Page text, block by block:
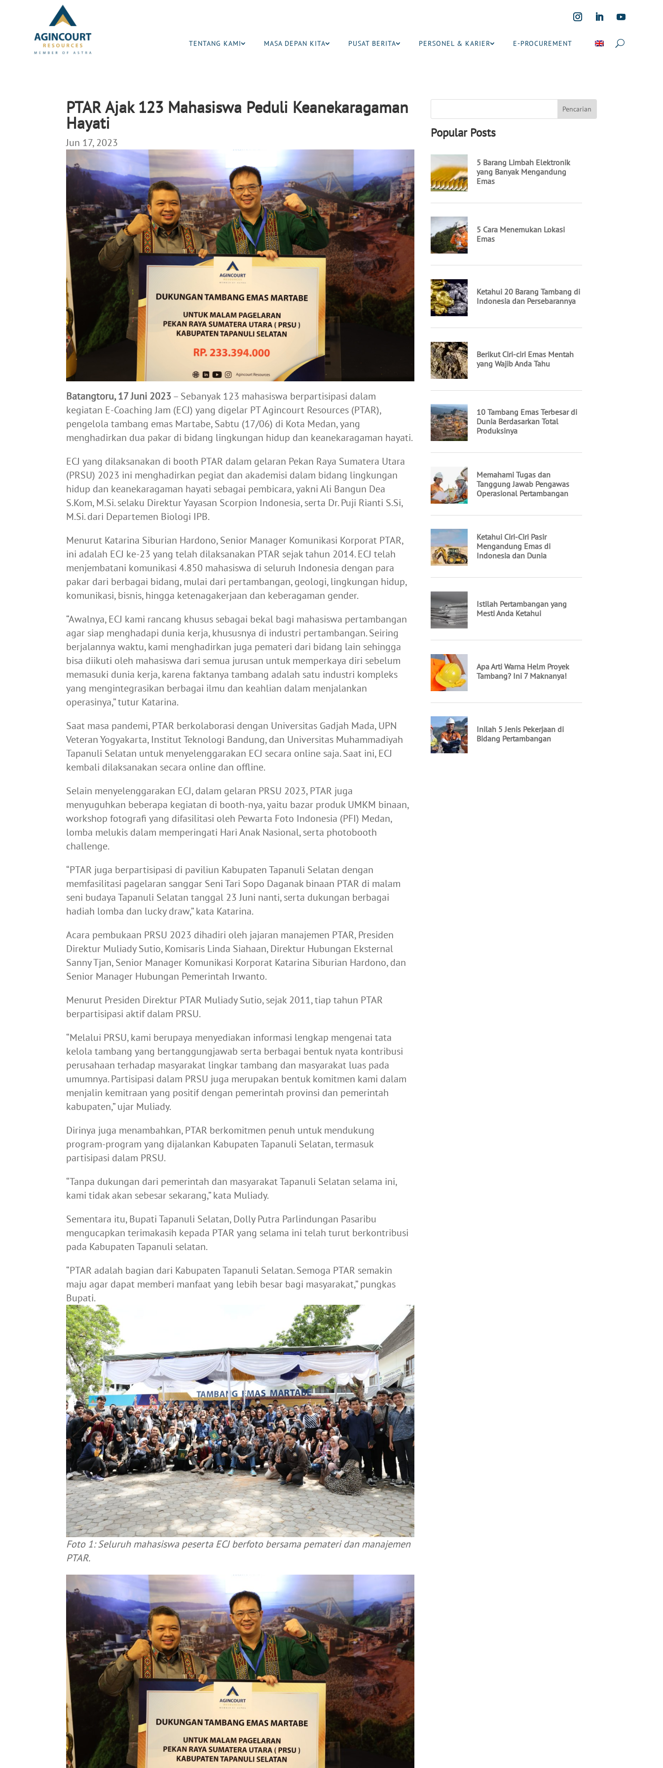
TENTANG KAMI MASA DEPAN KITA PUSAT BERITA PERSONEL & KARIER E-PROCUREMENT
PTAR Ajak 123 Mahasiswa Peduli Keanekaragaman
Hayati
Jun 17, 2023
Batangtoru, 17 Juni 2023– Sebanyak 123 mahasiswa berpartisipasi dalam
kegiatan E-Coaching Jam (ECJ) yang digelar PT Agincourt Resources (PTAR),
pengelola tambang emas Martabe, Sabtu (17/06) di Kota Medan, yang
menghadirkan dua pakar di bidang lingkungan hidup dan keanekaragaman hayati.
ECJ yang dilaksanakan di booth PTAR dalam gelaran Pekan Raya Sumatera Utara
(PRSU) 2023 ini menghadirkan pegiat dan akademisi dalam bidang lingkungan
hidup dan keanekaragaman hayati sebagai pembicara, yakni Ali Bangun Dea
S.Kom, M.Si. selaku Direktur Yayasan Scorpion Indonesia, serta Dr. Puji Rianti S.Si,
M.Si. dari Departemen Biologi IPB.
Menurut Katarina Siburian Hardono, Senior Manager Komunikasi Korporat PTAR,
ini adalah ECJ ke-23 yang telah dilaksanakan PTAR sejak tahun 2014. ECJ telah
menjembatani komunikasi 4.850 mahasiswa di seluruh Indonesia dengan para
pakar dari berbagai bidang, mulai dari pertambangan, geologi, lingkungan hidup,
komunikasi, bisnis, hingga ketenagakerjaan dan keberagaman gender.
“Awalnya, ECJ kami rancang khusus sebagai bekal bagi mahasiswa pertambangan
agar siap menghadapi dunia kerja, khususnya di industri pertambangan. Seiring
berjalannya waktu, kami menghadirkan juga pemateri dari bidang lain sehingga
bisa diikuti oleh mahasiswa dari semua jurusan untuk memperkaya diri sebelum
memasuki dunia kerja, karena faktanya tambang adalah satu industri kompleks
yang mengintegrasikan berbagai ilmu dan keahlian dalam menjalankan
operasinya,” tutur Katarina.
Saat masa pandemi, PTAR berkolaborasi dengan Universitas Gadjah Mada, UPN
Veteran Yogyakarta, Institut Teknologi Bandung, dan Universitas Muhammadiyah
Tapanuli Selatan untuk menyelenggarakan ECJ secara online saja. Saat ini, ECJ
kembali dilaksanakan secara online dan offline.
Selain menyelenggarakan ECJ, dalam gelaran PRSU 2023, PTAR juga
menyuguhkan beberapa kegiatan di booth-nya, yaitu bazar produk UMKM binaan,
workshop fotografi yang difasilitasi oleh Pewarta Foto Indonesia (PFI) Medan,
lomba melukis dalam memperingati Hari Anak Nasional, serta photobooth
challenge.
“PTAR juga berpartisipasi di paviliun Kabupaten Tapanuli Selatan dengan
memfasilitasi pagelaran sanggar Seni Tari Sopo Daganak binaan PTAR di malam
seni budaya Tapanuli Selatan tanggal 23 Juni nanti, serta dukungan berbagai
hadiah lomba dan lucky draw,” kata Katarina.
Acara pembukaan PRSU 2023 dihadiri oleh jajaran manajemen PTAR, Presiden
Direktur Muliady Sutio, Komisaris Linda Siahaan, Direktur Hubungan Eksternal
Sanny Tjan, Senior Manager Komunikasi Korporat Katarina Siburian Hardono, dan
Senior Manager Hubungan Pemerintah Irwanto.
Menurut Presiden Direktur PTAR Muliady Sutio, sejak 2011, tiap tahun PTAR
berpartisipasi aktif dalam PRSU.
“Melalui PRSU, kami berupaya menyediakan informasi lengkap mengenai tata
kelola tambang yang bertanggungjawab serta berbagai bentuk nyata kontribusi
perusahaan terhadap masyarakat lingkar tambang dan masyarakat luas pada
umumnya. Partisipasi dalam PRSU juga merupakan bentuk komitmen kami dalam
menjalin kemitraan yang positif dengan pemerintah provinsi dan pemerintah
kabupaten,” ujar Muliady.
Dirinya juga menambahkan, PTAR berkomitmen penuh untuk mendukung
program-program yang dijalankan Kabupaten Tapanuli Selatan, termasuk
partisipasi dalam PRSU.
“Tanpa dukungan dari pemerintah dan masyarakat Tapanuli Selatan selama ini,
kami tidak akan sebesar sekarang,” kata Muliady.
Sementara itu, Bupati Tapanuli Selatan, Dolly Putra Parlindungan Pasaribu
mengucapkan terimakasih kepada PTAR yang selama ini telah turut berkontribusi
pada Kabupaten Tapanuli selatan.
“PTAR adalah bagian dari Kabupaten Tapanuli Selatan. Semoga PTAR semakin
maju agar dapat memberi manfaat yang lebih besar bagi masyarakat,” pungkas
Bupati.
Foto 1: Seluruh mahasiswa peserta ECJ berfoto bersama pemateri dan manajemen
PTAR.
Popular Posts